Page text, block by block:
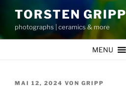
Inhalt
springen
TORSTEN GRIPP
photographs | ceramics & more
MENU
VERÖFFENTLICHT
MAI 12, 2024 VON GRIPP